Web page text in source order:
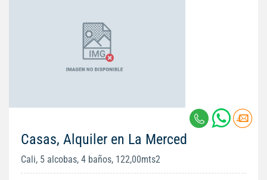
Casas, Alquiler en La Merced
Cali, 5 alcobas, 4 baños, 122,00mts2